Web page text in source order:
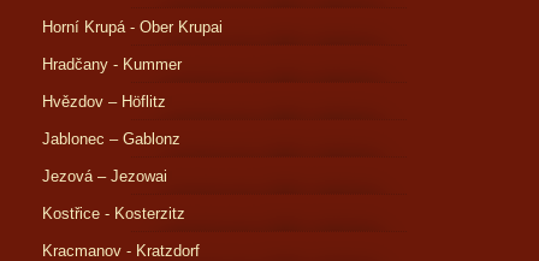
Horní Krupá - Ober Krupai
Hradčany - Kummer
Hvězdov – Höflitz
Jablonec – Gablonz
Jezová – Jezowai
Kostřice - Kosterzitz
Kracmanov - Kratzdorf